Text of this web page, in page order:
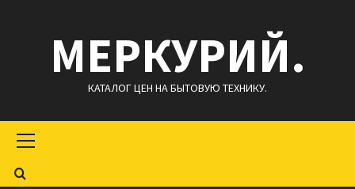
содержимомуМЕРКУРИЙ.
КАТАЛОГ ЦЕН НА БЫТОВУЮ ТЕХНИКУ.
меню